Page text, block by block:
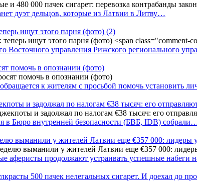
дуэт дельцов, которые из Латвии в Литву…
ищут этого парня (фото) (2)
Восточного управления Рижского регионального
помочь в опознании (фото)
к жителям с просьбой помочь установить
и задолжал по налогам €38 тысяч: его
в Бюро внутренней безопасности (БВБ, IDB)
выманили у жителей Латвии еще €357 000: лидеры
аферисты продолжают устраивать успешные набеги
500 пачек нелегальных сигарет. И доехал до